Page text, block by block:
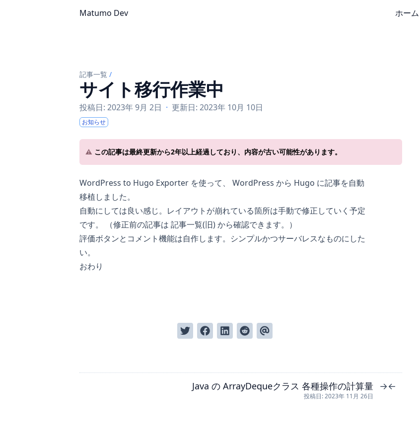
Matumo Dev ホーム
記事一覧 /
サイト移行作業中
投稿日: 2023年 9月 2日 · 更新日: 2023年 10月 10日
お知らせ
⚠️ この記事は最終更新から2年以上経過しており、内容が古い可能性があります。
WordPress to Hugo Exporter を使って、 WordPress から Hugo に記事を自動
移植しました。
自動にしては良い感じ。レイアウトが崩れている箇所は手動で修正していく予定
です。 （修正前の記事は 記事一覧(旧)から確認できます。）
評価ボタンとコメント機能は自作します。シンプルかつサーバレスなものにした
い。
おわり
Java の ArrayDequeクラス 各種操作の計算量
投稿日: 2023年 11月 26日
→←